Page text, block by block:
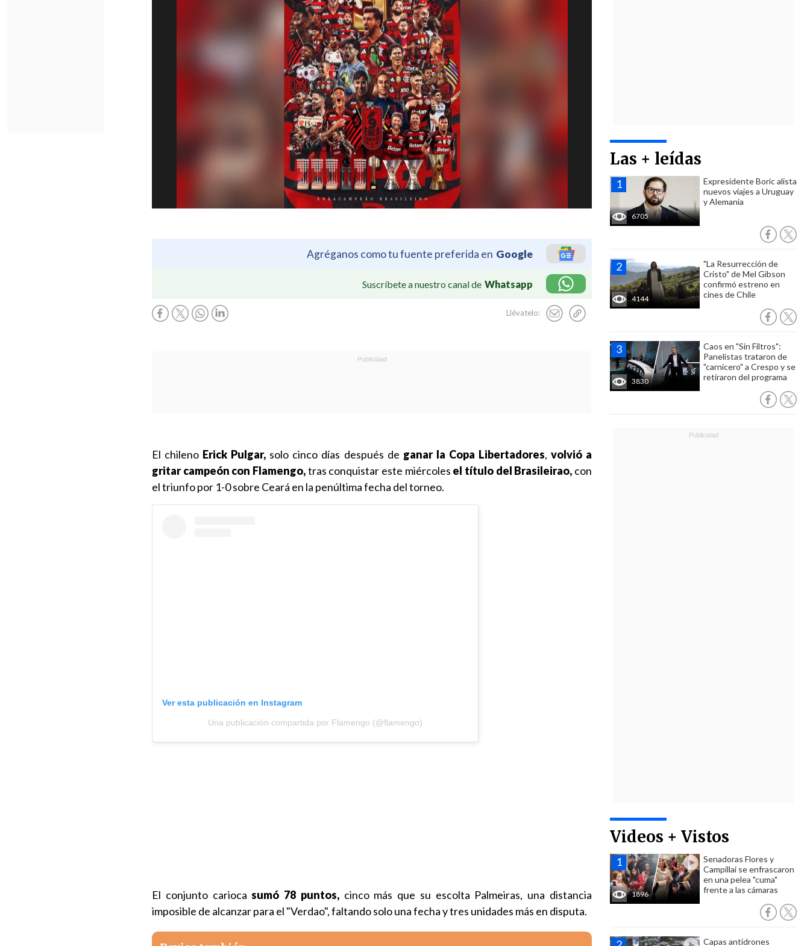
Agréganos como tu fuente preferida en Google
Suscríbete a nuestro canal de Whatsapp
Llévatelo:
Las + leídas
6705
Expresidente Boric alista
nuevos viajes a Uruguay
y Alemania
4144
"La Resurrección de
Cristo" de Mel Gibson
confirmó estreno en
cines de Chile
3830
Caos en "Sin Filtros":
Panelistas trataron de
"carnicero" a Crespo y se
retiraron del programa
Videos + Vistos
1896
Senadoras Flores y
Campillai se enfrascaron
en una pelea "cuma"
frente a las cámaras
Capas antidrones
El chileno Erick Pulgar, solo cinco días después de ganar la Copa Libertadores, volvió a
gritar campeón con Flamengo,tras conquistar este miércoles el título del Brasileirao, con
el triunfo por 1-0 sobre Ceará en la penúltima fecha del torneo.
Ver esta publicación en Instagram
Una publicación compartida por Flamengo (@flamengo)
El conjunto carioca sumó 78 puntos,cinco más que su escolta Palmeiras, una distancia
imposible de alcanzar para el "Verdao", faltando solo una fecha y tres unidades más en disputa.